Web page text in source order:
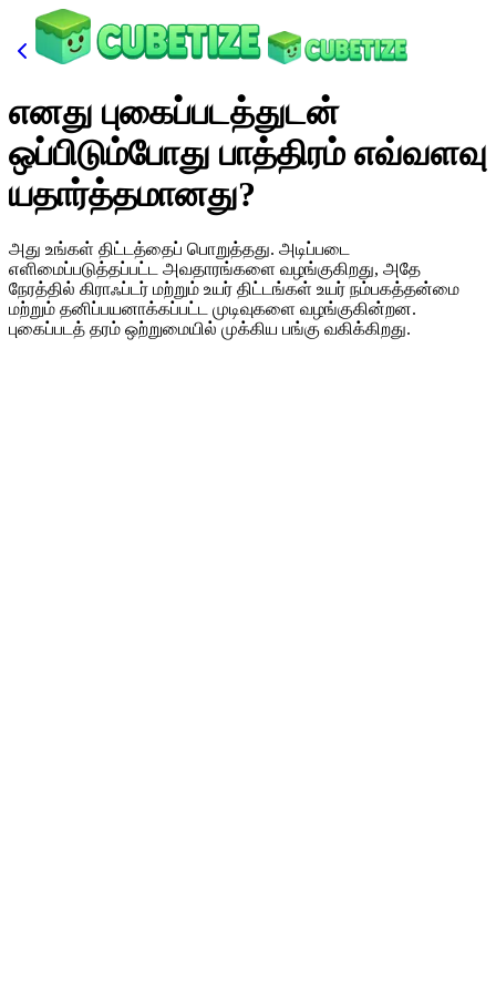
எனது புகைப்படத்துடன்
ஒப்பிடும்போது பாத்திரம் எவ்வளவு
யதார்த்தமானது?
அது உங்கள் திட்டத்தைப் பொறுத்தது. அடிப்படை
எளிமைப்படுத்தப்பட்ட அவதாரங்களை வழங்குகிறது, அதே
நேரத்தில் கிராஃப்டர் மற்றும் உயர் திட்டங்கள் உயர் நம்பகத்தன்மை
மற்றும் தனிப்பயனாக்கப்பட்ட முடிவுகளை வழங்குகின்றன.
புகைப்படத் தரம் ஒற்றுமையில் முக்கிய பங்கு வகிக்கிறது.